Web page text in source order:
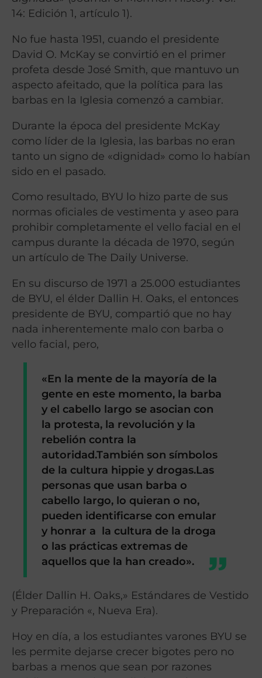
14: Edición 1, artículo 1).
No fue hasta 1951, cuando el presidente
David O. McKay se convirtió en el primer
profeta desde José Smith, que mantuvo un
aspecto afeitado, que la política para las
barbas en la Iglesia comenzó a cambiar.
Durante la época del presidente McKay
como líder de la Iglesia, las barbas no eran
tanto un signo de «dignidad» como lo habían
sido en el pasado.
Como resultado, BYU lo hizo parte de sus
normas oficiales de vestimenta y aseo para
prohibir completamente el vello facial en el
campus durante la década de 1970, según
un artículo de The Daily Universe.
En su discurso de 1971 a 25.000 estudiantes
de BYU, el élder Dallin H. Oaks, el entonces
presidente de BYU, compartió que no hay
nada inherentemente malo con barba o
vello facial, pero,
«En la mente de la mayoría de la
gente en este momento, la barba
y el cabello largo se asocian con
la protesta, la revolución y la
rebelión contra la
autoridad.También son símbolos
de la cultura hippie y drogas.Las
personas que usan barba o
cabello largo, lo quieran o no,
pueden identificarse con emular
y honrar a la cultura de la droga
o las prácticas extremas de
aquellos que la han creado».
(Élder Dallin H. Oaks,» Estándares de Vestido
y Preparación «, Nueva Era).
Hoy en día, a los estudiantes varones BYU se
les permite dejarse crecer bigotes pero no
barbas a menos que sean por razones